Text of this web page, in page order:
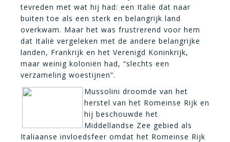
tevreden met wat hij had: een Italië dat naar
buiten toe als een sterk en belangrijk land
overkwam. Maar het was frustrerend voor hem
dat Italië vergeleken met de andere belangrijke
landen, Frankrijk en het Verenigd Koninkrijk,
maar weinig koloniën had, “slechts een
verzameling woestijnen”.
Mussolini droomde van het
herstel van het Romeinse Rijk en
hij beschouwde het
Middellandse Zee gebied als
Italiaanse invloedsfeer omdat het Romeinse Rijk